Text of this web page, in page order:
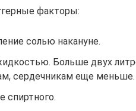
факторы:
солью накануне.
Больше двух
сердечникам еще меньше.
спиртного.